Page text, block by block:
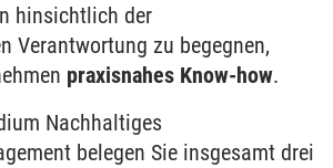
hinsichtlich der
Verantwortung zu begegnen,
praxisnahes Know-how.
Nachhaltiges
belegen Sie insgesamt drei